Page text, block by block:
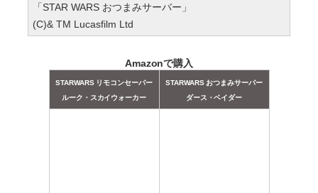
「STAR WARS おつまみサーバー」
(C)& TM Lucasfilm Ltd
Amazonで購入
STARWARS リモコンセーバー
ルーク・スカイウォーカー
STARWARS おつまみサーバー
ダース・ベイダー